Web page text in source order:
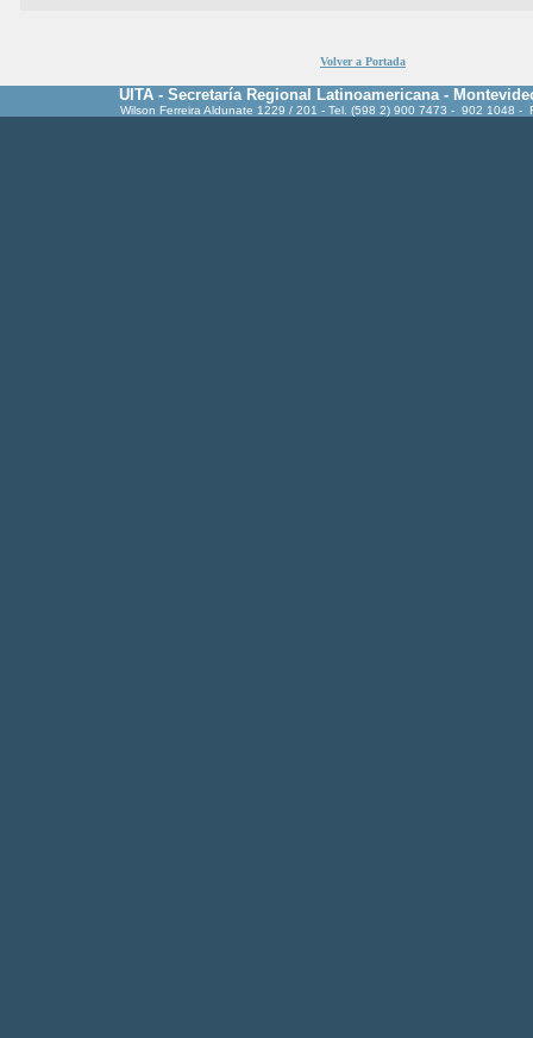
Volver a Portada
UITA - Secretaría Regional Latinoamericana -
Wilson Ferreira Aldunate 1229 / 201 - Tel. (598 2) 900 7473 - 902 1048 -